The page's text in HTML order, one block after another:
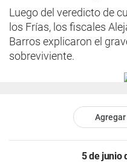
Luego del veredicto de
los Frías, los fiscales
Barros explicaron el
sobreviviente.
5 de junio